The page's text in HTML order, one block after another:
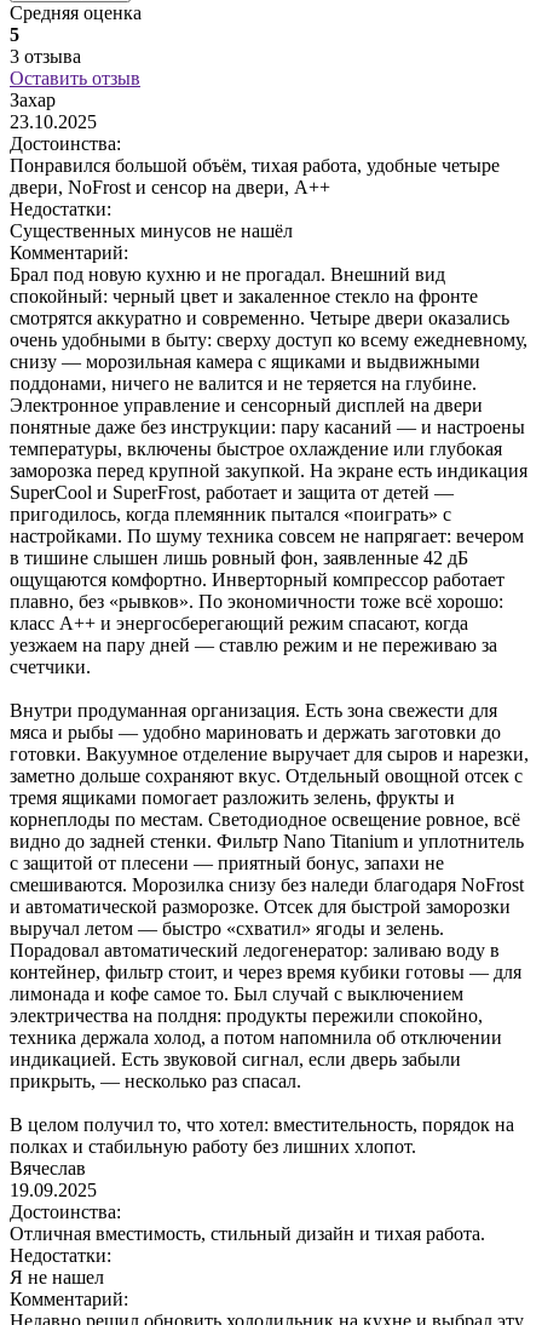
Средняя оценка
5
3 отзыва
Оставить отзыв
Захар
23.10.2025
Достоинства:
Понравился большой объём, тихая работа, удобные четыре
двери, NoFrost и сенсор на двери, A++
Недостатки:
Существенных минусов не нашёл
Комментарий:
Брал под новую кухню и не прогадал. Внешний вид
спокойный: черный цвет и закаленное стекло на фронте
смотрятся аккуратно и современно. Четыре двери оказались
очень удобными в быту: сверху доступ ко всему ежедневному,
снизу — морозильная камера с ящиками и выдвижными
поддонами, ничего не валится и не теряется на глубине.
Электронное управление и сенсорный дисплей на двери
понятные даже без инструкции: пару касаний — и настроены
температуры, включены быстрое охлаждение или глубокая
заморозка перед крупной закупкой. На экране есть индикация
SuperCool и SuperFrost, работает и защита от детей —
пригодилось, когда племянник пытался «поиграть» с
настройками. По шуму техника совсем не напрягает: вечером
в тишине слышен лишь ровный фон, заявленные 42 дБ
ощущаются комфортно. Инверторный компрессор работает
плавно, без «рывков». По экономичности тоже всё хорошо:
класс A++ и энергосберегающий режим спасают, когда
уезжаем на пару дней — ставлю режим и не переживаю за
счетчики.
Внутри продуманная организация. Есть зона свежести для
мяса и рыбы — удобно мариновать и держать заготовки до
готовки. Вакуумное отделение выручает для сыров и нарезки,
заметно дольше сохраняют вкус. Отдельный овощной отсек с
тремя ящиками помогает разложить зелень, фрукты и
корнеплоды по местам. Светодиодное освещение ровное, всё
видно до задней стенки. Фильтр Nano Titanium и уплотнитель
с защитой от плесени — приятный бонус, запахи не
смешиваются. Морозилка снизу без наледи благодаря NoFrost
и автоматической разморозке. Отсек для быстрой заморозки
выручал летом — быстро «схватил» ягоды и зелень.
Порадовал автоматический ледогенератор: заливаю воду в
контейнер, фильтр стоит, и через время кубики готовы — для
лимонада и кофе самое то. Был случай с выключением
электричества на полдня: продукты пережили спокойно,
техника держала холод, а потом напомнила об отключении
индикацией. Есть звуковой сигнал, если дверь забыли
прикрыть, — несколько раз спасал.
В целом получил то, что хотел: вместительность, порядок на
полках и стабильную работу без лишних хлопот.
Вячеслав
19.09.2025
Достоинства:
Отличная вместимость, стильный дизайн и тихая работа.
Недостатки:
Я не нашел
Комментарий:
Недавно решил обновить холодильник на кухне и выбрал эту